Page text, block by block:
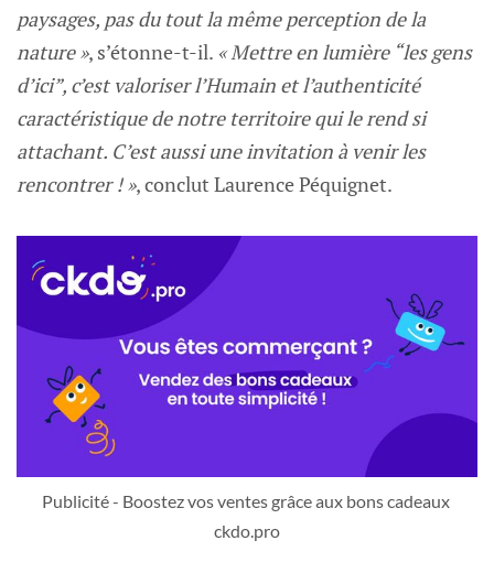
paysages, pas du tout la même perception de la
nature », s’étonne-t-il. « Mettre en lumière “les gens
d’ici”, c’est valoriser l’Humain et l’authenticité
caractéristique de notre territoire qui le rend si
attachant. C’est aussi une invitation à venir les
rencontrer ! », conclut Laurence Péquignet.
Publicité - Boostez vos ventes grâce aux bons cadeaux
ckdo.pro